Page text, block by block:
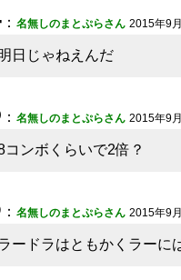
： 名無しのまとぷらさん 2015年9
日じゃねえんだ
： 名無しのまとぷらさん 2015年9
コンボくらいで2倍？
： 名無しのまとぷらさん 2015年9
ードラはともかくラーに